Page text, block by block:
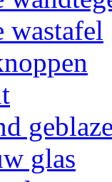
wastafel
glas